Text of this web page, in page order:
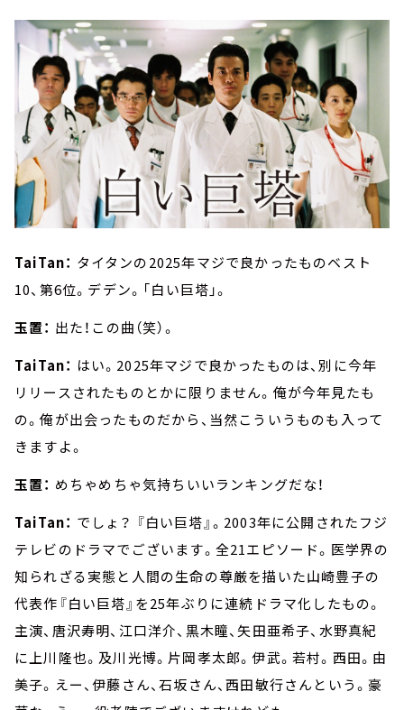
TaiTan： タイタンの2025年マジで良かったものベスト
10、第6位。デデン。「白い巨塔」。
玉置： 出た！この曲（笑）。
TaiTan： はい。2025年マジで良かったものは、別に今年
リリースされたものとかに限りません。俺が今年見たも
の。俺が出会ったものだから、当然こういうものも入って
きますよ。
玉置： めちゃめちゃ気持ちいいランキングだな！
TaiTan： でしょ？ 『白い巨塔』。2003年に公開されたフジ
テレビのドラマでございます。全21エピソード。医学界の
知られざる実態と人間の生命の尊厳を描いた山崎豊子の
代表作『白い巨塔』を25年ぶりに連続ドラマ化したもの。
主演、唐沢寿明、江口洋介、黒木瞳、矢田亜希子、水野真紀
に上川隆也。及川光博。片岡孝太郎。伊武。若村。西田。由
美子。えー、伊藤さん、石坂さん、西田敏行さんという。豪